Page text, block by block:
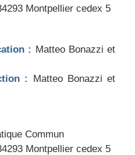
Montpellier cedex 5
: Matteo Bonazzi et
:
Matteo Bonazzi et
Commun
Montpellier cedex 5